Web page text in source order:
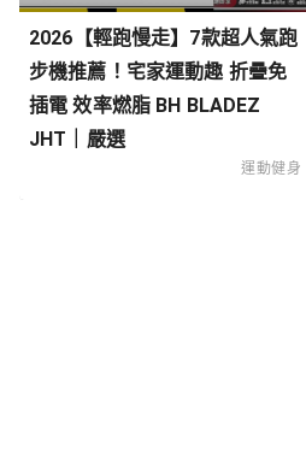
2026【輕跑慢走】7款超人氣跑
步機推薦！宅家運動趣 折疊免
插電 效率燃脂 BH BLADEZ
JHT｜嚴選
運動健身